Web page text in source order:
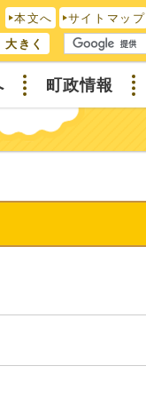
本文へ サイトマップ
大きく
町政情報